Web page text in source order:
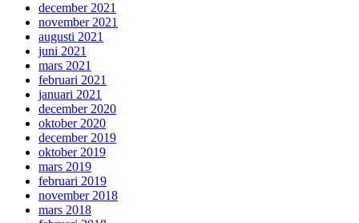
december 2021
november 2021
augusti 2021
juni 2021
mars 2021
februari 2021
januari 2021
december 2020
oktober 2020
december 2019
oktober 2019
mars 2019
februari 2019
november 2018
mars 2018